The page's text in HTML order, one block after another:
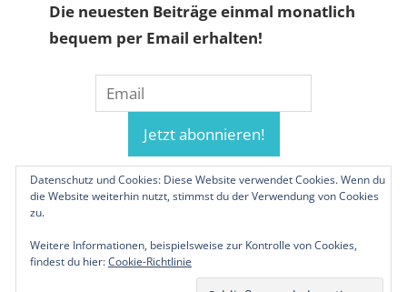
Die neuesten Beiträge einmal monatlich
bequem per Email erhalten!
© 2019-2026 Familienunternehmen.eu. Alle
Datenschutz und Cookies: Diese Website verwendet Cookies. Wenn du
die Website weiterhin nutzt, stimmst du der Verwendung von Cookies
zu.
Weitere Informationen, beispielsweise zur Kontrolle von Cookies,
findest du hier:Cookie-Richtlinie